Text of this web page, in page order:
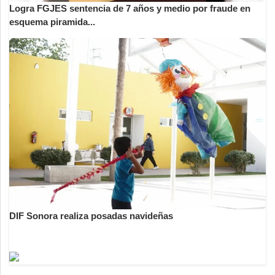
Logra FGJES sentencia de 7 años y medio por fraude en
esquema piramida...
DIF Sonora realiza posadas navideñas